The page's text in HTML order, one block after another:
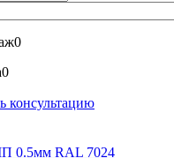
0
0
консультацию
0.5мм RAL 7024